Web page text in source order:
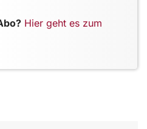
Hier geht es zum